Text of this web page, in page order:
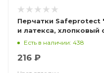
Перчатки Safeprotect
и латекса, хлопковый
Есть в наличии: 438
216 ₽